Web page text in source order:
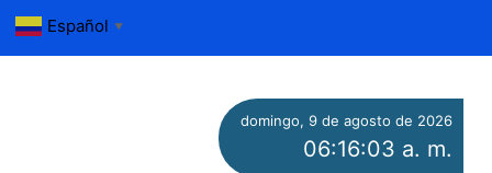
Español ▼
domingo, 9 de agosto de 2026
06:16:03 a. m.